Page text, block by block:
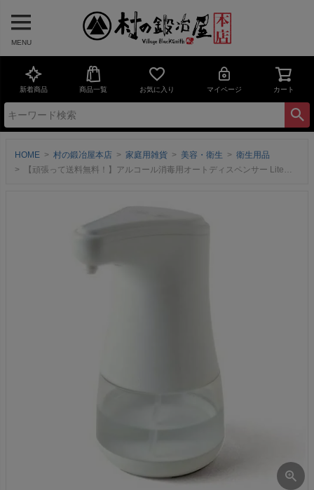
MENU
新着商品 商品一覧 お気に入り マイページ カート
HOME 村の鍛冶屋本店 家庭用雑貨 美容・衛生
衛生用品
【頑張って送料無料！】アルコール消毒用オートディスペンサー Lite［TDS-ADL］＜高森コーキ＞噴射量をニ段階調節可能。